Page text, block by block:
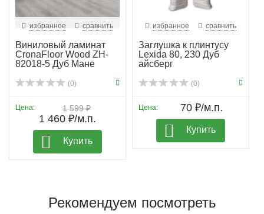
избранное сравнить
Виниловый ламинат
CronaFloor Wood ZH-
82018-5 Дуб Мане
(0)
1 599 ₽
Цена:
1 460 ₽/м.п.
Купить
избранное сравнить
Заглушка к плинтусу
Lexida 80, 230 Дуб
айсберг
(0)
Цена: 70 ₽/м.п.
Купить
Рекомендуем посмотреть